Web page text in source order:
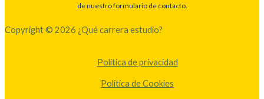
de nuestro formulario de contacto.
Copyright © 2026 ¿Qué carrera estudio?
Política de privacidad
Política de Cookies